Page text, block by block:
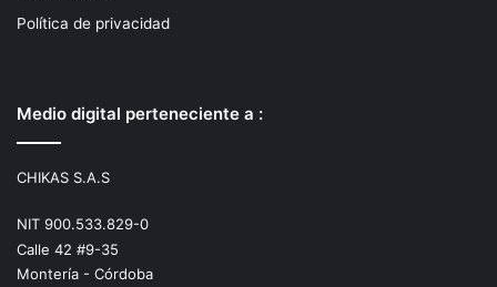
Política de privacidad
Medio digital perteneciente a :
CHIKAS S.A.S
NIT 900.533.829-0
Calle 42 #9-35
Montería - Córdoba